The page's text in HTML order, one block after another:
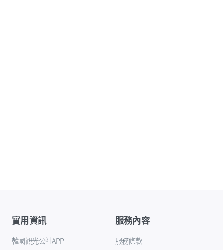
實用資訊
韓國觀光公社APP
服務內容
服務條款